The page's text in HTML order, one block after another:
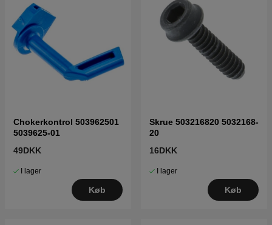
Chokerkontrol 503962501
5039625-01
49DKK
I lager
Køb
Skrue 503216820 5032168-
20
16DKK
I lager
Køb